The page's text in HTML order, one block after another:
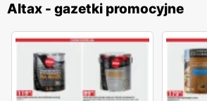
Altax - gazetki promocyjne